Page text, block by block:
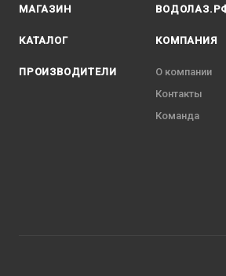
МАГАЗИН
КАТАЛОГ
ПРОИЗВОДИТЕЛИ
КОМПАНИЯ
О компании
Контакты
Команда